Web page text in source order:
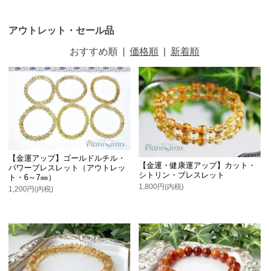
アウトレット・セール品
おすすめ順 価格順 新着順
【金運アップ】ゴールドルチル・
パワーブレスレット（アウトレッ
ト・6～7㎜）
1,200円(内税)
【金運・健康運アップ】カット・
シトリン・ブレスレット
1,800円(内税)